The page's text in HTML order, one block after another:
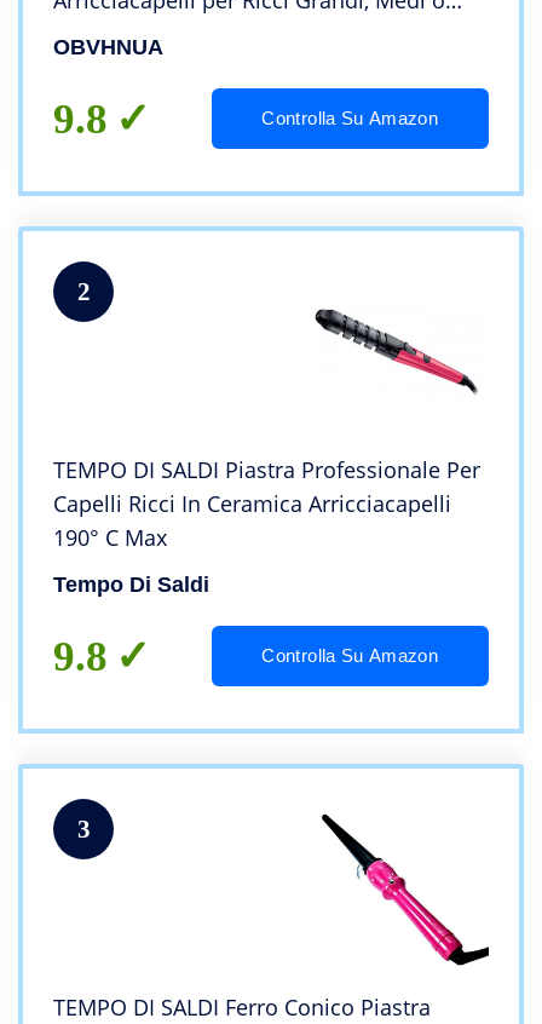
Piccoli, con Riscaldamento Rapido PTC,
OBVHNUA
9.8 Controlla Su Amazon
2
TEMPO DI SALDI Piastra Professionale Per
Capelli Ricci In Ceramica Arricciacapelli
190° C Max
Tempo Di Saldi
9.8 Controlla Su Amazon
3
TEMPO DI SALDI Ferro Conico Piastra